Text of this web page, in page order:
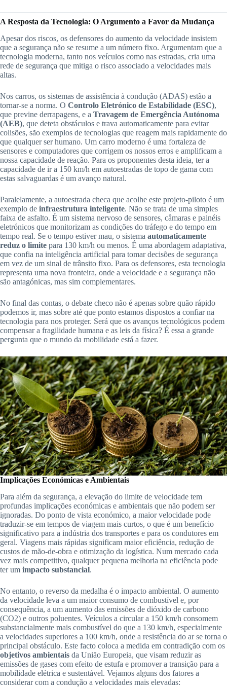
A Resposta da Tecnologia: O Argumento a Favor da Mudança
Apesar dos riscos, os defensores do aumento da velocidade insistem
que a segurança não se resume a um número fixo. Argumentam que a
tecnologia moderna, tanto nos veículos como nas estradas, cria uma
rede de segurança que mitiga o risco associado a velocidades mais
altas.
Nos carros, os sistemas de assistência à condução (ADAS) estão a
tornar-se a norma. O Controlo Eletrónico de Estabilidade (ESC),
que previne derrapagens, e a Travagem de Emergência Autónoma
(AEB), que deteta obstáculos e trava automaticamente para evitar
colisões, são exemplos de tecnologias que reagem mais rapidamente do
que qualquer ser humano. Um carro moderno é uma fortaleza de
sensores e computadores que corrigem os nossos erros e amplificam a
nossa capacidade de reação. Para os proponentes desta ideia, ter a
capacidade de ir a 150 km/h em autoestradas de topo de gama com
estas salvaguardas é um avanço natural.
Paralelamente, a autoestrada checa que acolhe este projeto-piloto é um
exemplo de infraestrutura inteligente. Não se trata de uma simples
faixa de asfalto. É um sistema nervoso de sensores, câmaras e painéis
eletrónicos que monitorizam as condições do tráfego e do tempo em
tempo real. Se o tempo estiver mau, o sistema automaticamente
reduz o limite para 130 km/h ou menos. É uma abordagem adaptativa,
que confia na inteligência artificial para tomar decisões de segurança
em vez de um sinal de trânsito fixo. Para os defensores, esta tecnologia
representa uma nova fronteira, onde a velocidade e a segurança não
são antagónicas, mas sim complementares.
No final das contas, o debate checo não é apenas sobre quão rápido
podemos ir, mas sobre até que ponto estamos dispostos a confiar na
tecnologia para nos proteger. Será que os avanços tecnológicos podem
compensar a fragilidade humana e as leis da física? É essa a grande
pergunta que o mundo da mobilidade está a fazer.
Implicações Económicas e Ambientais
Para além da segurança, a elevação do limite de velocidade tem
profundas implicações económicas e ambientais que não podem ser
ignoradas. Do ponto de vista económico, a maior velocidade pode
traduzir-se em tempos de viagem mais curtos, o que é um benefício
significativo para a indústria dos transportes e para os condutores em
geral. Viagens mais rápidas significam maior eficiência, redução de
custos de mão-de-obra e otimização da logística. Num mercado cada
vez mais competitivo, qualquer pequena melhoria na eficiência pode
ter um impacto substancial.
No entanto, o reverso da medalha é o impacto ambiental. O aumento
da velocidade leva a um maior consumo de combustível e, por
consequência, a um aumento das emissões de dióxido de carbono
(CO2) e outros poluentes. Veículos a circular a 150 km/h consomem
substancialmente mais combustível do que a 130 km/h, especialmente
a velocidades superiores a 100 km/h, onde a resistência do ar se torna o
principal obstáculo. Este facto coloca a medida em contradição com os
objetivos ambientais da União Europeia, que visam reduzir as
emissões de gases com efeito de estufa e promover a transição para a
mobilidade elétrica e sustentável. Vejamos alguns dos fatores a
considerar com a condução a velocidades mais elevadas: